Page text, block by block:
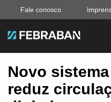
Fale conosco
Novo
reduz